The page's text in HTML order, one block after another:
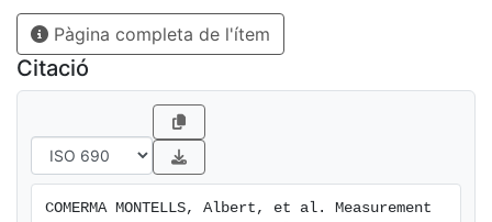
central-pseudorapidity measurements at ALICE and
ATLAS from the same collision system but share
similar features.
Pàgina completa de l'ítem
Citació
COMERMA MONTELLS, Albert, et al. Measurement